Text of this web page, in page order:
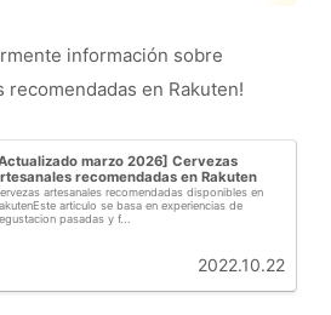
información sobre
en Rakuten!
marzo 2026] Cervezas
recomendadas en Rakuten
artesanales recomendadas disponibles en
articulo se basa en experiencias de
pasadas y f...
2022.10.22